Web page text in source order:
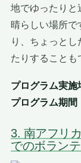
地でゆったりと
晴らしい場所で
り、ちょっと
たりすることも
プログラム実施
プログラム期間
3. 南アフリ
でのボラン